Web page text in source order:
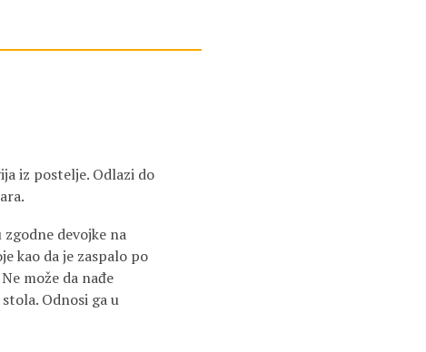
iz postelje. Odlazi do
devojke na
kao da je zaspalo po
može da nađe
Odnosi ga u